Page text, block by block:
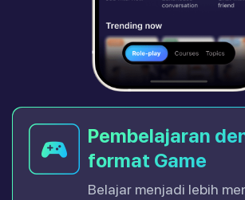
Pembelajaran
format Game
Belajar menjadi lebih